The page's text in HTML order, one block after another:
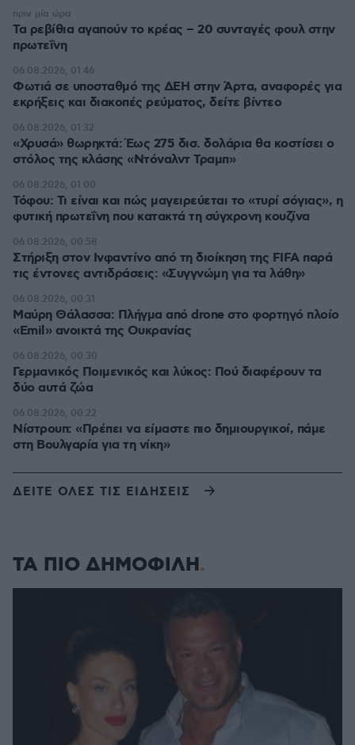
Τα ρεβίθια αγαπούν το κρέας – 20 συνταγές φουλ στην
πρωτεΐνη
πριν μία ώρα
Φωτιά σε υποσταθμό της ΔΕΗ στην Άρτα, αναφορές για
εκρήξεις και διακοπές ρεύματος, δείτε βίντεο
06.08.2026, 01:46
«Χρυσά» θωρηκτά: Έως 275 δισ. δολάρια θα κοστίσει ο
στόλος της κλάσης «Ντόναλντ Τραμπ»
06.08.2026, 01:32
Τόφου: Τι είναι και πώς μαγειρεύεται το «τυρί σόγιας», η
φυτική πρωτεΐνη που κατακτά τη σύγχρονη κουζίνα
06.08.2026, 01:00
Στήριξη στον Ινφαντίνο από τη διοίκηση της FIFA παρά
τις έντονες αντιδράσεις: «Συγγνώμη για τα λάθη»
06.08.2026, 00:58
Μαύρη Θάλασσα: Πλήγμα από drone στο φορτηγό πλοίο
«Emil» ανοικτά της Ουκρανίας
06.08.2026, 00:31
Γερμανικός Ποιμενικός και λύκος: Πού διαφέρουν τα
δύο αυτά ζώα
06.08.2026, 00:30
Νίστρουπ: «Πρέπει να είμαστε πιο δημιουργικοί, πάμε
στη Βουλγαρία για τη νίκη»
06.08.2026, 00:22
ΔΕΙΤΕ ΟΛΕΣ ΤΙΣ ΕΙΔΗΣΕΙΣ
ΤΑ ΠΙΟ ΔΗΜΟΦΙΛΗ